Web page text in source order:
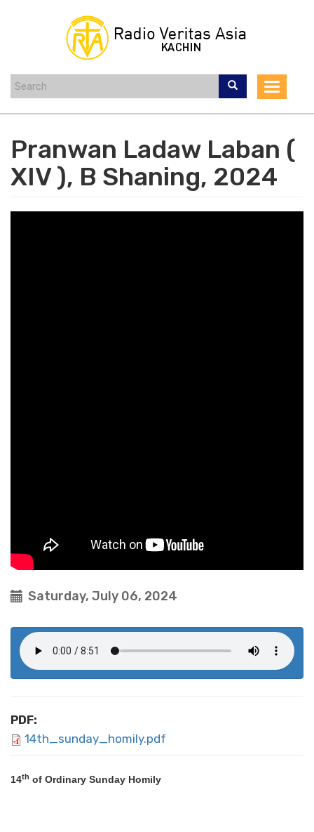
Toggle
Pranwan Ladaw Laban (
XIV ), B Shaning, 2024
Saturday, July 06, 2024
PDF:
14th_sunday_homily.pdf
14th of Ordinary Sunday Homily